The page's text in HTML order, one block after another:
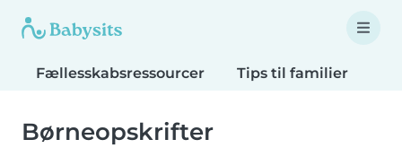
Fællesskabsressourcer Tips til familier
Børneopskrifter